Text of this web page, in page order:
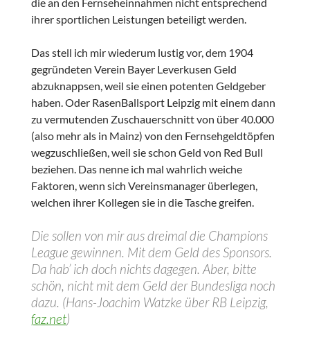
die an den Fernseheinnahmen nicht entsprechend
ihrer sportlichen Leistungen beteiligt werden.
Das stell ich mir wiederum lustig vor, dem 1904
gegründeten Verein Bayer Leverkusen Geld
abzuknappsen, weil sie einen potenten Geldgeber
haben. Oder RasenBallsport Leipzig mit einem dann
zu vermutenden Zuschauerschnitt von über 40.000
(also mehr als in Mainz) von den Fernsehgeldtöpfen
wegzuschließen, weil sie schon Geld von Red Bull
beziehen. Das nenne ich mal wahrlich weiche
Faktoren, wenn sich Vereinsmanager überlegen,
welchen ihrer Kollegen sie in die Tasche greifen.
Die sollen von mir aus dreimal die Champions
League gewinnen. Mit dem Geld des Sponsors.
Da hab’ ich doch nichts dagegen. Aber, bitte
schön, nicht mit dem Geld der Bundesliga noch
dazu. (Hans-Joachim Watzke über RB Leipzig,
faz.net)